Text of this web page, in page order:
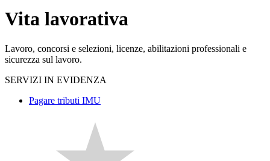
Vita lavorativa
Lavoro, concorsi e selezioni, licenze, abilitazioni professionali e
sicurezza sul lavoro.
SERVIZI IN EVIDENZA
Pagare tributi IMU